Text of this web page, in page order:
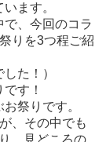
ます。
、今回のコラ
りを3つ程ご紹
た！）
す！
祭りです。
、その中でも
、見どころの